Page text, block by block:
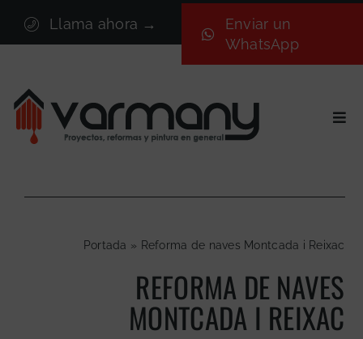
contenido
Llama ahora →
Enviar un
WhatsApp
Sectores
ProyectosPortada » Reforma de naves Montcada i Reixac
REFORMA DE NAVES
MONTCADA I REIXAC